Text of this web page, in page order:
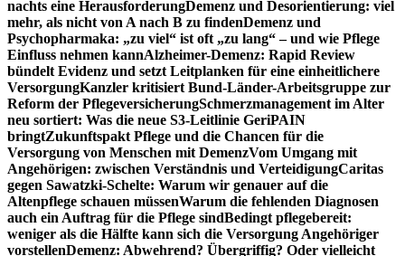
nachts eine HerausforderungDemenz und Desorientierung: viel
mehr, als nicht von A nach B zu findenDemenz und
Psychopharmaka: „zu viel“ ist oft „zu lang“ – und wie Pflege
Einfluss nehmen kannAlzheimer-Demenz: Rapid Review
bündelt Evidenz und setzt Leitplanken für eine einheitlichere
VersorgungKanzler kritisiert Bund-Länder-Arbeitsgruppe zur
Reform der PflegeversicherungSchmerzmanagement im Alter
neu sortiert: Was die neue S3-Leitlinie GeriPAIN
bringtZukunftspakt Pflege und die Chancen für die
Versorgung von Menschen mit DemenzVom Umgang mit
Angehörigen: zwischen Verständnis und VerteidigungCaritas
gegen Sawatzki-Schelte: Warum wir genauer auf die
Altenpflege schauen müssenWarum die fehlenden Diagnosen
auch ein Auftrag für die Pflege sindBedingt pflegebereit:
weniger als die Hälfte kann sich die Versorgung Angehöriger
vorstellenDemenz: Abwehrend? Übergriffig? Oder vielleicht